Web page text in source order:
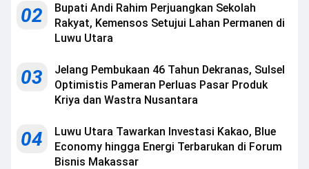
02
Bupati Andi Rahim Perjuangkan Sekolah
Rakyat, Kemensos Setujui Lahan Permanen di
Luwu Utara
03
Jelang Pembukaan 46 Tahun Dekranas, Sulsel
Optimistis Pameran Perluas Pasar Produk
Kriya dan Wastra Nusantara
04
Luwu Utara Tawarkan Investasi Kakao, Blue
Economy hingga Energi Terbarukan di Forum
Bisnis Makassar